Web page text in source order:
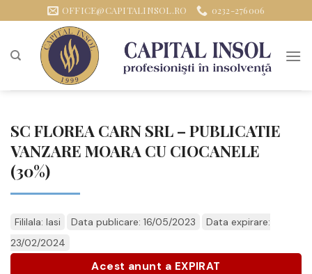
conținut
OFFICE@CAPITALINSOL.RO 0232-276006
SC FLOREA CARN SRL – PUBLICATIE
VANZARE MOARA CU CIOCANELE
(30%)
Fililala: Iasi Data publicare: 16/05/2023
Data expirare:
23/02/2024
Acest anunt a EXPIRAT